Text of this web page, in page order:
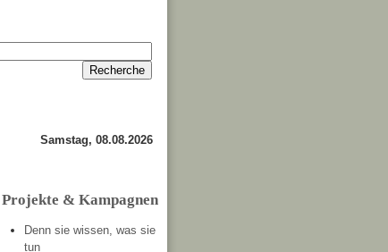
Samstag, 08.08.2026
Projekte & Kampagnen
Denn sie wissen, was sie
tun